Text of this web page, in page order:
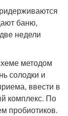
баню,
недели
методом
солодки и
ввести в
комплекс. По
пробиотиков.